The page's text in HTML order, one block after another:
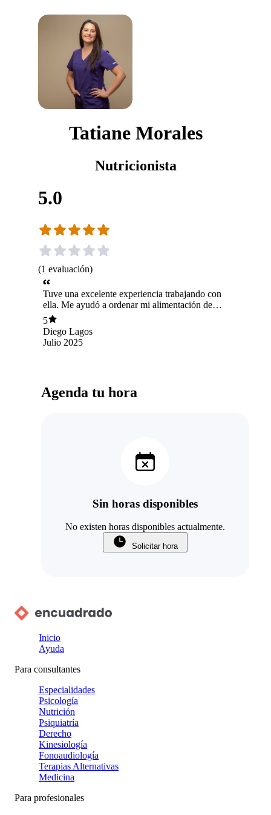
Tatiane Morales
Nutricionista
5.0
(1 evaluación)
Tuve una excelente experiencia trabajando con
ella. Me ayudó a ordenar mi alimentación de
forma clara y práctica, lo que hizo que el
proceso fuera mucho más fácil de llevar.
Siempre explica de manera amable y cercana,
responde cada duda sin juzgar y adapta la pauta
5
Diego Lagos
Julio 2025
Agenda tu hora
Sin horas disponibles
No existen horas disponibles actualmente.
Solicitar hora
Inicio
Ayuda
Para consultantes
Especialidades
Psicología
Nutrición
Psiquiatría
Derecho
Kinesiología
Fonoaudiología
Terapias Alternativas
Medicina
Para profesionales